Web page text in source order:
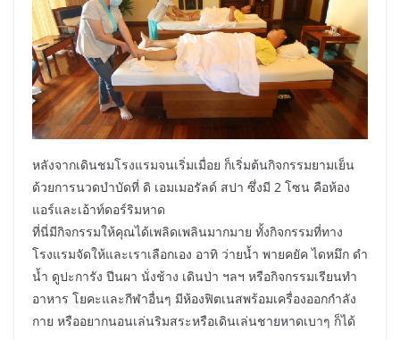
หลังจากเดินชมโรงแรมจนเริ่มเมื่อย ก็เริ่มต้นกิจกรรมยามเย็น
ด้วยการนวดบำบัดที่ ดิ เอมเมอรัลด์ สปา ซึ่งมี 2 โซน คือห้อง
แอร์และเอ้าท์ดอร์ริมหาด
ที่นี่มีกิจกรรมให้คุณได้เพลิดเพลินมากมาย ทั้งกิจกรรมที่ทาง
โรงแรมจัดให้และเราเลือกเอง อาทิ ว่ายน้ำ พายคยัค ไดหมึก ดำ
น้ำ ดูปะการัง ปีนผา นั่งช้าง เดินป่า ฯลฯ หรือกิจกรรมเรียนทำ
อาหาร โยคะและกีฬาอื่นๆ มีห้องฟิตเนสพร้อมเครื่องออกกำลัง
กาย หรืออยากนอนเล่นริมสระหรือเดินเล่นชายหาดเบาๆ ก็ได้